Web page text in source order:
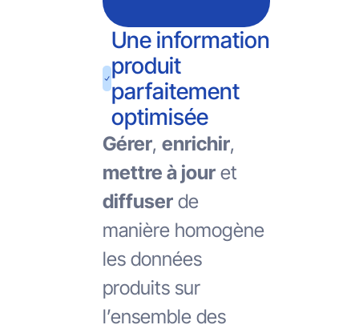
Une information
produit
parfaitement
optimisée
Gérer, enrichir,
mettre à jour et
diffuser de
manière homogène
les données
produits sur
l’ensemble des